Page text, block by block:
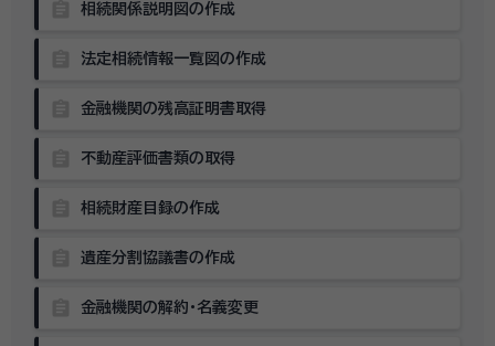
相続関係説明図の作成
法定相続情報一覧図の作成
金融機関の残高証明書取得
不動産評価書類の取得
相続財産目録の作成
遺産分割協議書の作成
金融機関の解約・名義変更